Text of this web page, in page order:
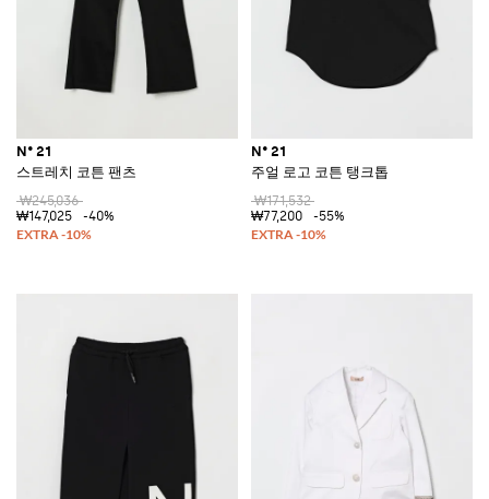
N° 21
스트레치 코튼 팬츠
₩245,036
₩147,025
-40%
N° 21
주얼 로고 코튼 탱크톱
₩171,532
₩77,200
-55%